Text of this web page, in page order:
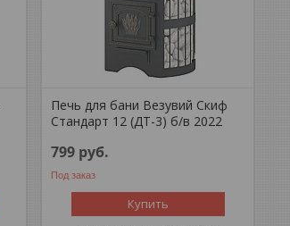
Печь для бани Везувий Скиф
Стандарт 12 (ДТ-3) б/в 2022
799 руб.
Под заказ
Купить